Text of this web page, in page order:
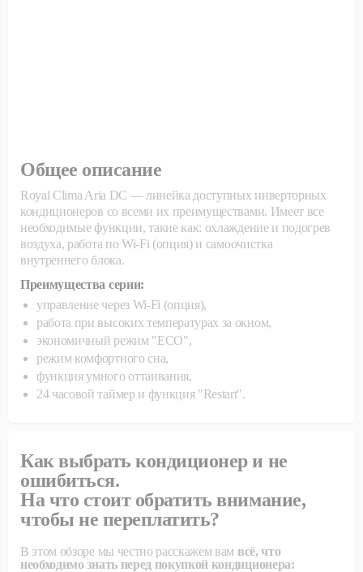
Общее описание
Royal Clima Aria DC — линейка доступных инверторных
кондиционеров со всеми их преимуществами. Имеет все
необходимые функции, такие как: охлаждение и подогрев
воздуха, работа по Wi-Fi (опция) и самоочистка
внутреннего блока.
Преимущества серии:
управление через Wi-Fi (опция),
работа при высоких температурах за окном,
экономичный режим "ECO",
режим комфортного сна,
функция умного оттаивания,
24 часовой таймер и функция "Restart".
Как выбрать кондиционер и не
ошибиться.
На что стоит обратить внимание,
чтобы не переплатить?
В этом обзоре мы честно расскажем вам всё, что
необходимо знать перед покупкой кондиционера: